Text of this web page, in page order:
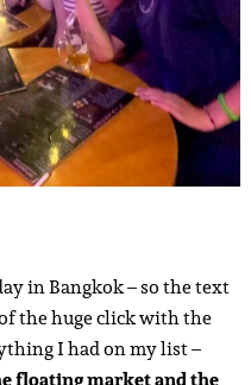
in Bangkok – so the text
the huge click with the
I had on my list –